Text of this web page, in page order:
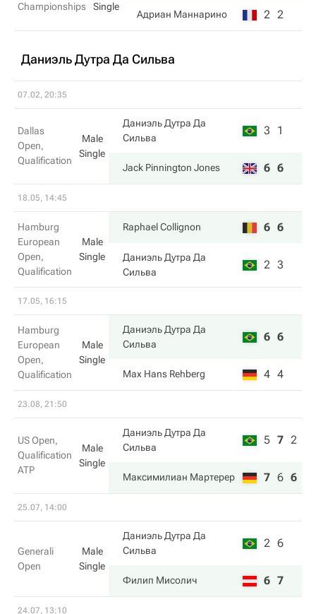
Championships
Single
Адриан Маннарино 2 2
Даниэль Дутра Да Сильва
07.02, 20:35
Dallas
Open,
Qualification
Male
Single
Даниэль Дутра Да
Сильва
3 1
Jack Pinnington Jones 6 6
18.05, 14:45
Hamburg
European
Open,
Qualification
Male
Single
Raphael Collignon 6 6
Даниэль Дутра Да
Сильва
2 3
17.05, 16:15
Hamburg
European
Open,
Qualification
Male
Single
Даниэль Дутра Да
Сильва
6 6
Max Hans Rehberg 4 4
23.08, 21:50
US Open,
Qualification
ATP
Male
Single
Даниэль Дутра Да
Сильва
5 7 2
Максимилиан Мартерер 7 6 6
25.07, 14:00
Generali
Open
Male
Single
Даниэль Дутра Да
Сильва
2 6
Филип Мисолич 6 7
24.07, 13:10